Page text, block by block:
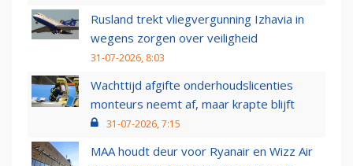
Rusland trekt vliegvergunning Izhavia in
wegens zorgen over veiligheid
31-07-2026, 8:03
Wachttijd afgifte onderhoudslicenties
monteurs neemt af, maar krapte blijft
31-07-2026, 7:15
MAA houdt deur voor Ryanair en Wizz Air